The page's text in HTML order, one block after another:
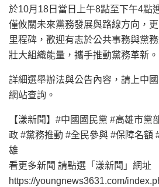
於10月18日當日上午8點至下午4點
僅攸關未來黨務發展與路線方向，
里程碑，歡迎有志於公共事務與黨
壯大組織能量，攜手推動黨務革新。
詳細選舉辦法與公告內容，請上中
網站查詢。
【漾新聞】#中國國民黨 #高雄市黨
政 #黨務推動 #全民參與 #保障名額
雄
看更多新聞 請點選「漾新聞」網址
https://youngnews3631.com/